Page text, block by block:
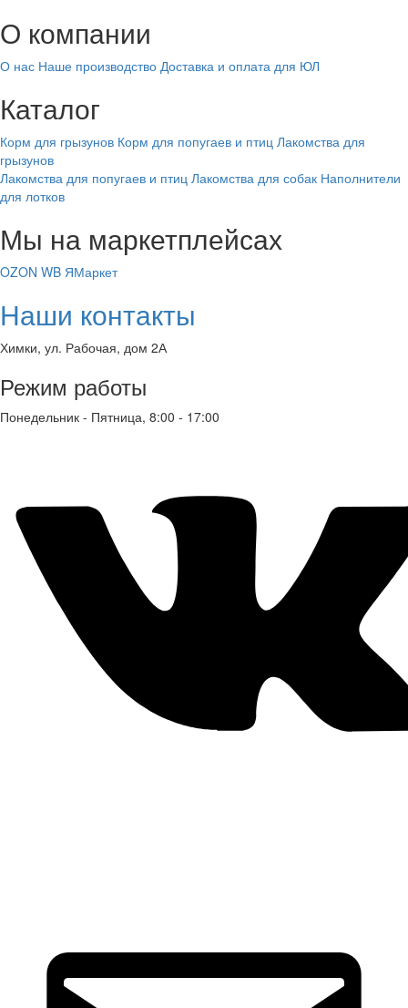
О компании
О нас Наше производство Доставка и оплата для ЮЛ
Каталог
Корм для грызунов Корм для попугаев и птиц Лакомства для
грызунов
Лакомства для попугаев и птиц Лакомства для собак Наполнители
для лотков
Мы на маркетплейсах
OZON WB ЯМаркет
Наши контакты
Химки, ул. Рабочая, дом 2А
Режим работы
Понедельник - Пятница, 8:00 - 17:00